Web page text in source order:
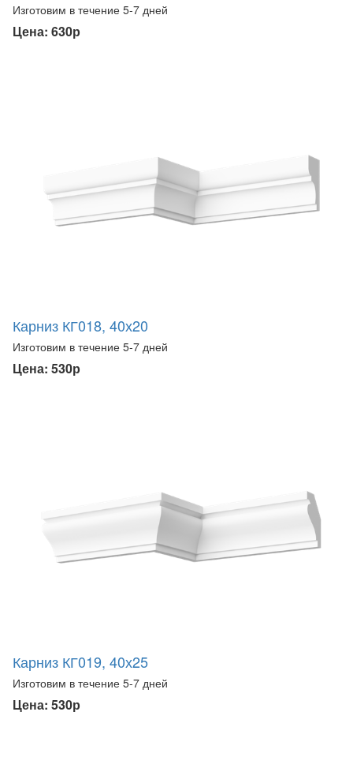
Изготовим в течение 5-7 дней
Цена: 630р
Карниз КГ018, 40х20
Изготовим в течение 5-7 дней
Цена: 530р
Карниз КГ019, 40х25
Изготовим в течение 5-7 дней
Цена: 530р